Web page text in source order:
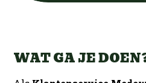
Productie
WAT GA JE